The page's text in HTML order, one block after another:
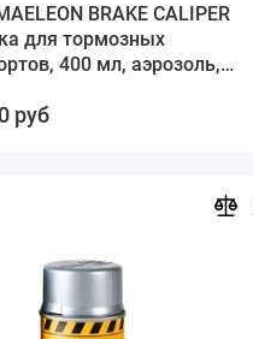
BRAKE CALIPER
для тормозных
400 мл, аэрозоль,
руб